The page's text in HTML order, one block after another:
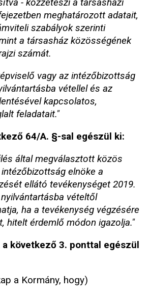
- közzéteszi a társasházi
meghatározott adatait,
szabályok szerinti
a társasház közösségének
számát.
vagy az intézőbizottság
vétellel és az
kapcsolatos,
feladatait."
64/A. §-sal egészül ki:
által megválasztott közös
elnöke a
ellátó tevékenységet 2019.
vételtől
ha a tevékenység végzésére
hitelt érdemlő módon igazolja."
a következő 3. ponttal egészül
a Kormány, hogy)